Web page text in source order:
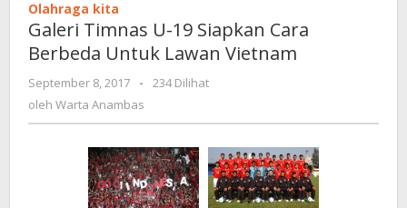
Siapkan
Cara
Berbeda
Olahraga kita
Galeri Timnas U-19 Siapkan Cara
Berbeda Untuk Lawan Vietnam
September 8, 2017
oleh
-
234 Dilihat
oleh Warta Anambas